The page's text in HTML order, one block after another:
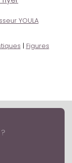
YOULA
| Figures